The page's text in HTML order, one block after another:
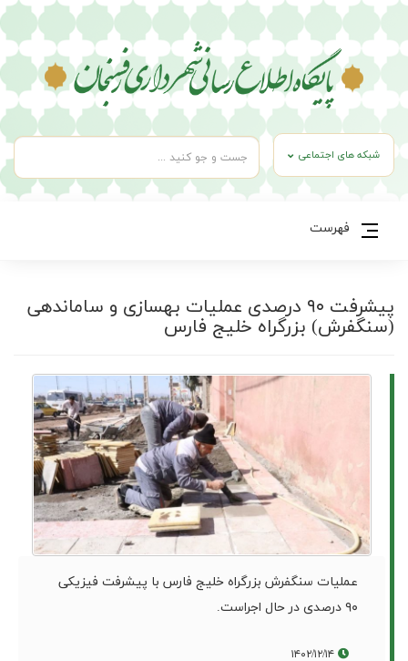
شبکه های اجتماعی
فهرست
پیشرفت ۹۰ درصدی عملیات بهسازی و ساماندهی
(سنگفرش) بزرگراه خلیج فارس
عملیات سنگفرش بزرگراه خلیج فارس با پیشرفت فیزیکی
۹۰ درصدی در حال اجراست.